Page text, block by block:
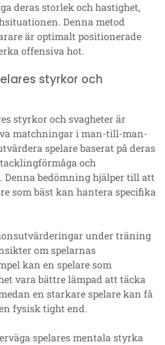
deras storlek och hastighet,
Denna metod
är optimalt positionerade
offensiva hot.
styrkor och
styrkor och svagheter är
matchningar i man-till-man-
spelare baserat på deras
och
bedömning hjälper till att
som bäst kan hantera specifika
under träning
om spelarnas
kan en spelare som
vara bättre lämpad att täcka
en starkare spelare kan få
fysisk tight end.
spelares mentala styrka